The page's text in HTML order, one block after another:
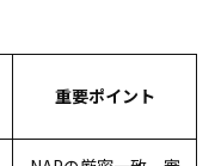
重要ポイント